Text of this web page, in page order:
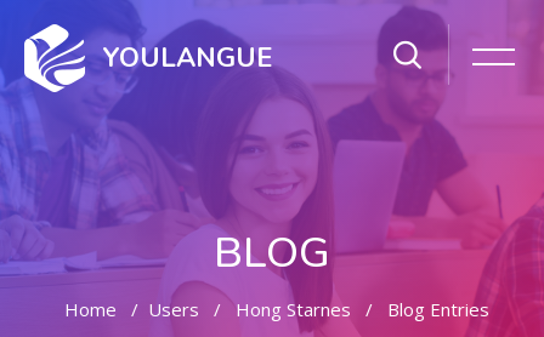
YOULANGUE
BLOG
Home Users Hong Starnes
Blog Entries